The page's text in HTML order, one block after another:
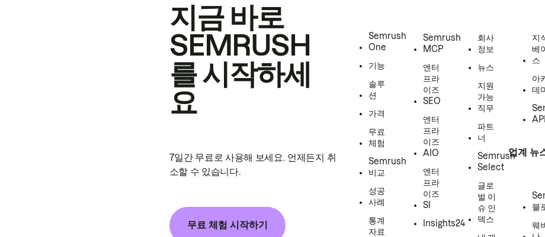
지금 바로
SEMRUSH
를 시작하세
요
7일간 무료로 사용해 보세요. 언제든지 취
소할 수 있습니다.
무료 체험 시작하기
Semrush
One
기능
솔루
션
가격
무료
체험
Semrush
비교
성공
사례
통계
자료
Semrush
MCP
엔터
프라
이즈
SEO
엔터
프라
이즈
AIO
엔터
프라
이즈
SI
Insights24
회사
정보
뉴스
지원
가능
직무
파트
너
Semrush
Select
글로
벌 이
슈 인
덱스
지
베
스
아
데
업계 뉴
블
웨